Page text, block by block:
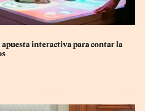
apuesta interactiva para contar la